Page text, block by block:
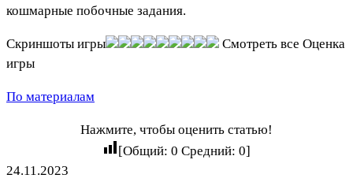
кошмарные побочные задания.
Скриншоты игры Смотреть все Оценка
игры
По материалам
Нажмите, чтобы оценить статью!
[Общий: 0 Средний: 0]
24.11.2023